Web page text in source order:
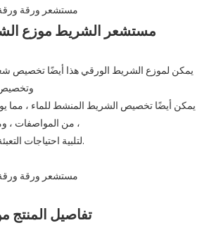
مستشعر الشريط موزع
يمكن لموزع الشريط الورقي هذا أيضًا تخصيص
يمكن أيضًا تخصيص الشريط المنشط للماء ، مما
من المواصفات ، ومرونة عالية التغليف ،
لتلبية احتياجات التعبئة والتغليف المختلفة.
تفاصيل المنتج